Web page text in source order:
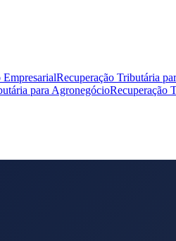
Recuperação Tributária
para AgronegócioRecuperação